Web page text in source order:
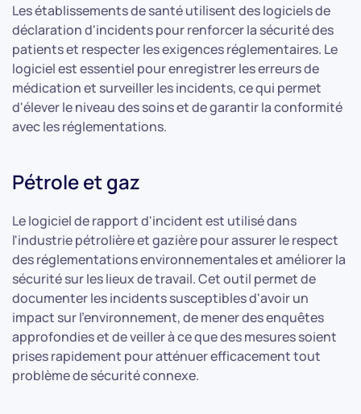
Les établissements de santé utilisent des logiciels de
déclaration d'incidents pour renforcer la sécurité des
patients et respecter les exigences réglementaires. Le
logiciel est essentiel pour enregistrer les erreurs de
médication et surveiller les incidents, ce qui permet
d'élever le niveau des soins et de garantir la conformité
avec les réglementations.
Pétrole et gaz
Le logiciel de rapport d'incident est utilisé dans
l'industrie pétrolière et gazière pour assurer le respect
des réglementations environnementales et améliorer la
sécurité sur les lieux de travail. Cet outil permet de
documenter les incidents susceptibles d'avoir un
impact sur l'environnement, de mener des enquêtes
approfondies et de veiller à ce que des mesures soient
prises rapidement pour atténuer efficacement tout
problème de sécurité connexe.